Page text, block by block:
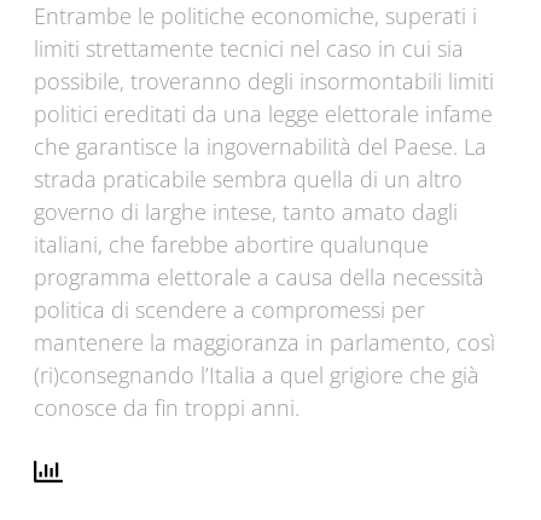
Entrambe le politiche economiche, superati i
limiti strettamente tecnici nel caso in cui sia
possibile, troveranno degli insormontabili limiti
politici ereditati da una legge elettorale infame
che garantisce la ingovernabilità del Paese. La
strada praticabile sembra quella di un altro
governo di larghe intese, tanto amato dagli
italiani, che farebbe abortire qualunque
programma elettorale a causa della necessità
politica di scendere a compromessi per
mantenere la maggioranza in parlamento, così
(ri)consegnando l’Italia a quel grigiore che già
conosce da fin troppi anni.